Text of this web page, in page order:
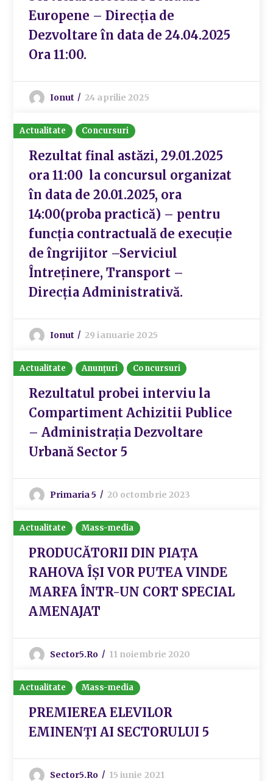
Europene – Direcția de
Dezvoltare în data de 24.04.2025
Ora 11:00.
Ionut 24 aprilie 2025
Actualitate Concursuri
Rezultat final astăzi, 29.01.2025
ora 11:00 la concursul organizat
în data de 20.01.2025, ora
14:00(proba practică) – pentru
funcția contractuală de execuție
de îngrijitor –Serviciul
Întreținere, Transport –
Direcția Administrativă.
Ionut 29 ianuarie 2025
Actualitate Anunțuri Concursuri
Rezultatul probei interviu la
Compartiment Achizitii Publice
– Administrația Dezvoltare
Urbană Sector 5
Primaria 5 20 octombrie 2023
Actualitate Mass-media
PRODUCĂTORII DIN PIAȚA
RAHOVA ÎȘI VOR PUTEA VINDE
MARFA ÎNTR-UN CORT SPECIAL
AMENAJAT
Sector5.ro 11 noiembrie 2020
Actualitate Mass-media
PREMIEREA ELEVILOR
EMINENȚI AI SECTORULUI 5
Sector5.ro 15 iunie 2021